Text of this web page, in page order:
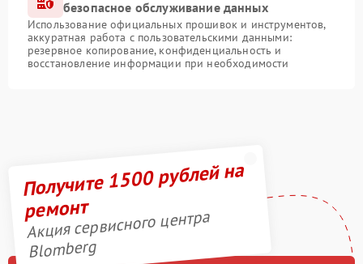
безопасное обслуживание данных
Использование официальных прошивок и инструментов,
аккуратная работа с пользовательскими данными:
резервное копирование, конфиденциальность и
восстановление информации при необходимости
Получите 1500 рублей на
ремонт
Акция сервисного центра
Blomberg